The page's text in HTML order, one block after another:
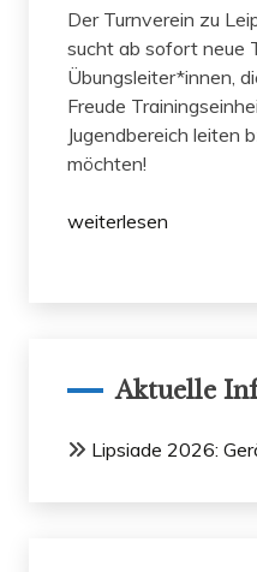
Der Turnverein zu
sucht ab sofort neue
Übungsleiter*innen,
Freude
Jugendbereich leiten
möchten!
weiterlesen
Aktuelle
Lipsiade 2026: